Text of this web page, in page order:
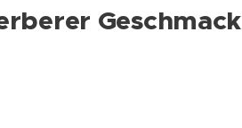
Geschmack